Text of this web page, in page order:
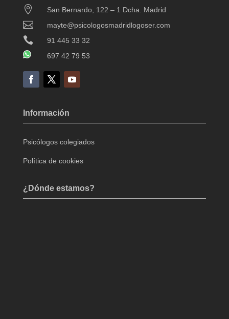
 San Bernardo, 122 – 1 Dcha. Madrid
 mayte@psicologosmadridlogoser.com

91 445 33 32
697 42 79 53
Información
Psicólogos colegiados
Política de cookies
¿Dónde estamos?